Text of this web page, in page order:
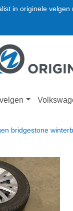
in originele velgen
bridgestone